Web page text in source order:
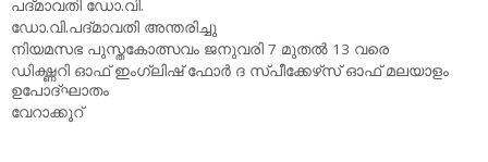
പദ്മാവതി ഡോ.വി.
ഡോ.വി.പദ്മാവതി അന്തരിച്ചു
നിയമസഭ പുസ്തകോത്സവം ജനുവരി 7 മുതല്‍ 13 വരെ
ഡിക്ഷ്ണറി ഓഫ് ഇംഗ്ലിഷ് ഫോര്‍ ദ സ്പീക്കേഴ്‌സ് ഓഫ് മലയാളം
ഉപോദ്ഘാതം
വേറാക്കൂറ്